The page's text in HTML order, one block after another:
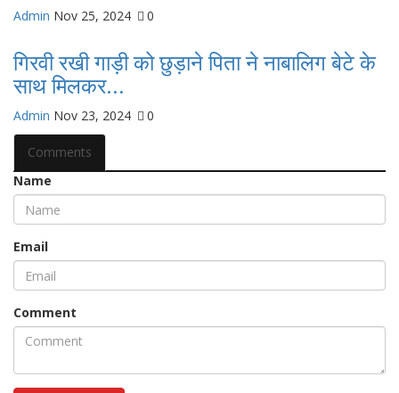
Admin Nov 25, 2024 0
गिरवी रखी गाड़ी को छुड़ाने पिता ने नाबालिग बेटे के
साथ मिलकर...
Admin Nov 23, 2024 0
Comments
Name
Email
Comment